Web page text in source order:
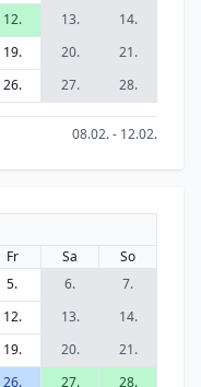
12. 13.
14.
19. 20.
21.
26. 27. 28.
08.02. - 12.02.
Fr Sa
So
5. 6.
7.
12. 13.
14.
19. 20.
21.
26. 27.
28.